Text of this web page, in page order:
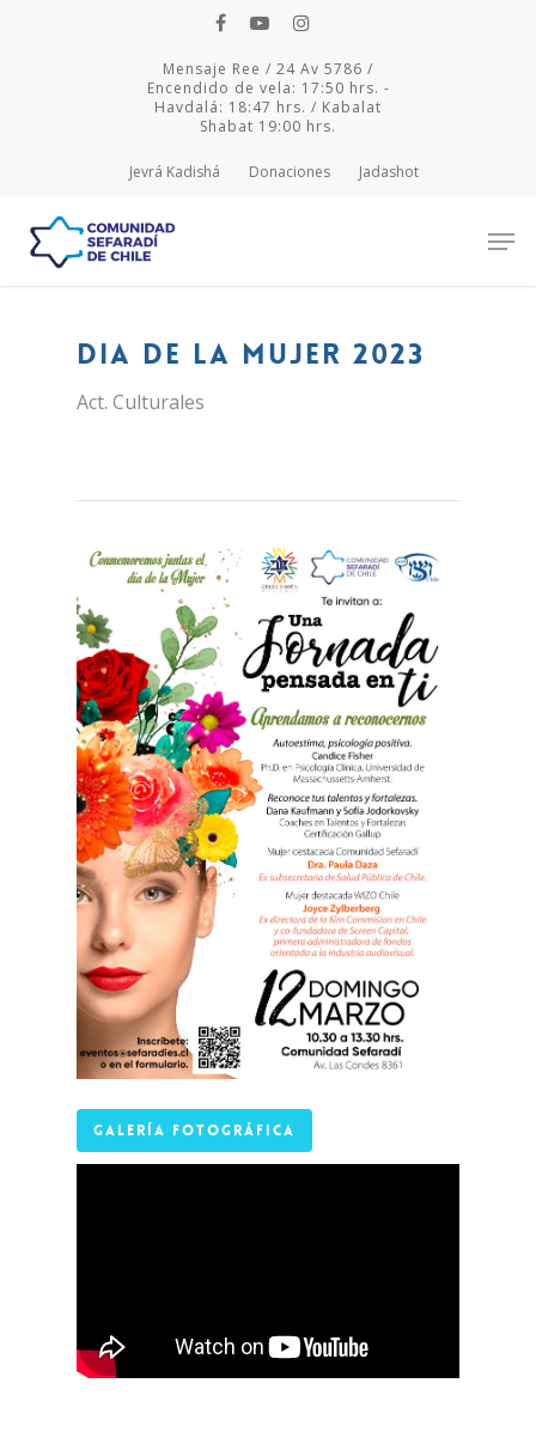
Mensaje Ree / 24 Av 5786 /
Encendido de vela: 17:50 hrs. -
Havdalá: 18:47 hrs. / Kabalat
Shabat 19:00 hrs.
Jevrá Kadishá Donaciones Jadashot
Hit enter to search or ESC to close
DIA DE LA MUJER 2023
Act. Culturales
Galería Fotográfica